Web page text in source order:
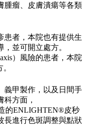
腫瘤、皮膚潰瘍等各類
患者，本院也有提供生
並可開立處方。
）風險的患者，本院
義甲製作，以及日間手
方面，
的ENLIGHTEN®皮秒
長進行色斑調整與點狀